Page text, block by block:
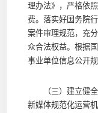
理办法》，严格依
费。落实好国务院
案件审理规范，充
众合法权益。根据
事业单位信息公开
（三）建立健全
新媒体规范化运营